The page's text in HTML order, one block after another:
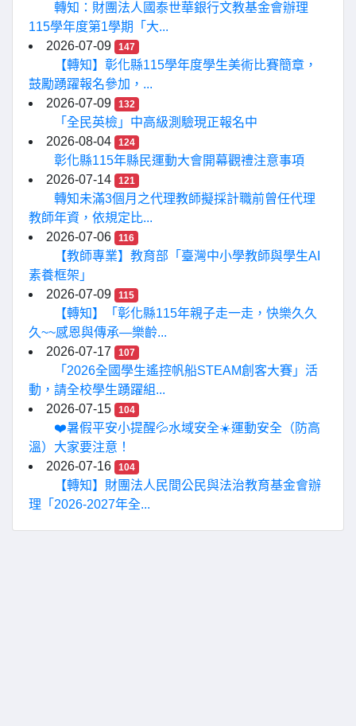
轉知：財團法人國泰世華銀行文教基金會辦理
115學年度第1學期「大...
2026-07-09
147
【轉知】彰化縣115學年度學生美術比賽簡章，
鼓勵踴躍報名參加，...
2026-07-09
132
「全民英檢」中高級測驗現正報名中
2026-08-04
124
彰化縣115年縣民運動大會開幕觀禮注意事項
2026-07-14
121
轉知未滿3個月之代理教師擬採計職前曾任代理
教師年資，依規定比...
2026-07-06
116
【教師專業】教育部「臺灣中小學教師與學生AI
素養框架」
2026-07-09
115
【轉知】「彰化縣115年親子走一走，快樂久久
久~~感恩與傳承—樂齡...
2026-07-17
107
「2026全國學生遙控帆船STEAM創客大賽」活
動，請全校學生踴躍組...
2026-07-15
104
❤️暑假平安小提醒💦水域安全☀️運動安全（防高
溫）大家要注意！
2026-07-16
104
【轉知】財團法人民間公民與法治教育基金會辦
理「2026-2027年全...